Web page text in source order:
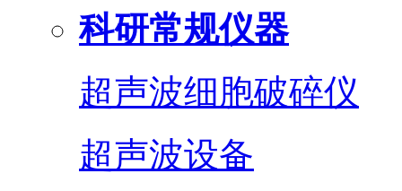
科研常规仪器
超声波细胞破碎仪
超声波设备